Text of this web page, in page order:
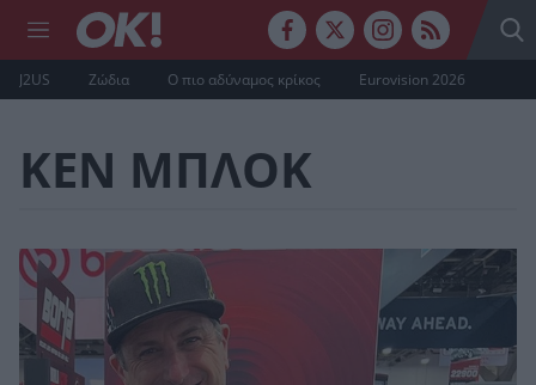
J2US Ζώδια Ο πιο αδύναμος κρίκος Eurovision 2026
ΚΕΝ ΜΠΛΟΚ